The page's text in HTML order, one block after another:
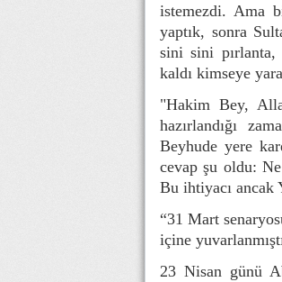
istemezdi. Ama
yaptık, sonra
sini sini
kaldı kimseye
"Hakim Bey,
hazırlandığı
Beyhude yere
cevap şu oldu:
Bu ihtiyacı ancak
“31 Mart
içine
23 Nisan günü